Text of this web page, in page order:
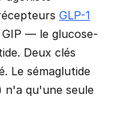
GLP-1
— le glucose-
Deux clés
Le sémaglutide
n'a qu'une seule